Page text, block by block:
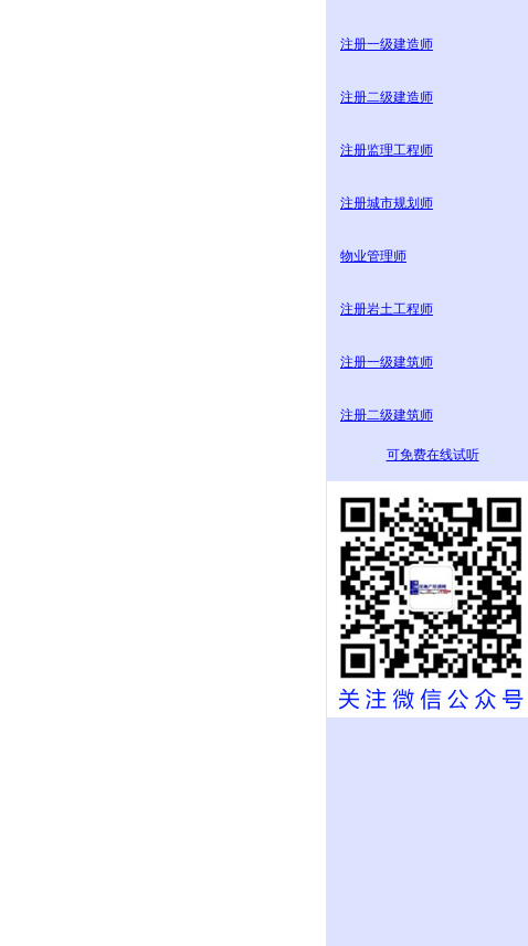
注册一级建造师
注册二级建造师
注册监理工程师
注册城市规划师
物业管理师
注册岩土工程师
注册一级建筑师
注册二级建筑师
可免费在线试听